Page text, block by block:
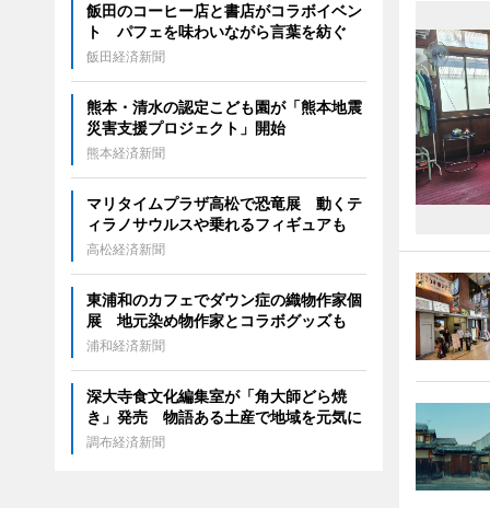
飯田のコーヒー店と書店がコラボイベン
ト パフェを味わいながら言葉を紡ぐ
飯田経済新聞
熊本・清水の認定こども園が「熊本地震
災害支援プロジェクト」開始
熊本経済新聞
マリタイムプラザ高松で恐竜展 動くテ
ィラノサウルスや乗れるフィギュアも
高松経済新聞
東浦和のカフェでダウン症の織物作家個
展 地元染め物作家とコラボグッズも
浦和経済新聞
深大寺食文化編集室が「角大師どら焼
き」発売 物語ある土産で地域を元気に
調布経済新聞